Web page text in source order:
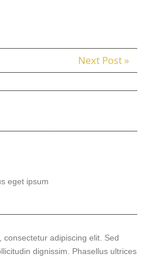
Next Post »
eget ipsum
adipiscing elit. Sed
dignissim. Phasellus ultrices